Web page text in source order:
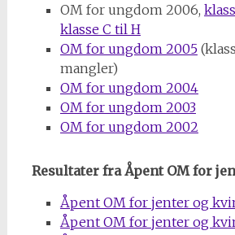
OM for ungdom 2006,
klasse C til H
OM for ungdom 2005
mangler)
OM for ungdom 2004
OM for ungdom 2003
OM for ungdom 2002
Resultater fra Åpent OM for
Åpent OM for jenter og
Åpent OM for jenter og